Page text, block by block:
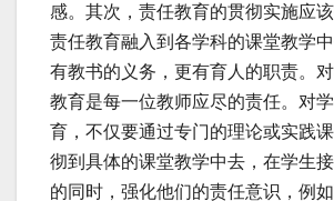
感。其次，责任教育的贯彻实施应
责任教育融入到各学科的课堂教学
有教书的义务，更有育人的职责。
教育是每一位教师应尽的责任。对
育，不仅要通过专门的理论或实践
彻到具体的课堂教学中去，在学生
的同时，强化他们的责任意识，例